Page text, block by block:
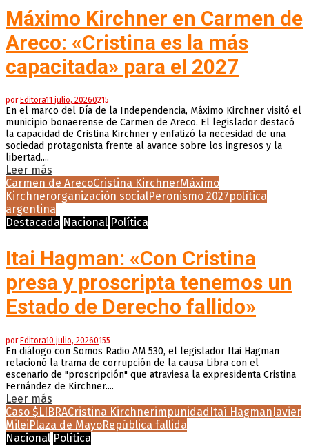
Máximo Kirchner en Carmen de
Areco: «Cristina es la más
capacitada» para el 2027
por Editora11 julio, 20260215
En el marco del Día de la Independencia, Máximo Kirchner visitó el
municipio bonaerense de Carmen de Areco. El legislador destacó
la capacidad de Cristina Kirchner y enfatizó la necesidad de una
sociedad protagonista frente al avance sobre los ingresos y la
libertad....
Leer más
Carmen de ArecoCristina KirchnerMáximo
Kirchnerorganización socialPeronismo 2027política
argentina
Destacada Nacional Política
Itai Hagman: «Con Cristina
presa y proscripta tenemos un
Estado de Derecho fallido»
por Editora10 julio, 20260155
En diálogo con Somos Radio AM 530, el legislador Itai Hagman
relacionó la trama de corrupción de la causa Libra con el
escenario de "proscripción" que atraviesa la expresidenta Cristina
Fernández de Kirchner....
Leer más
Caso $LIBRACristina Kirchnerimpunidad Itaí HagmanJavier
Milei Plaza de MayoRepública fallida
Nacional Política